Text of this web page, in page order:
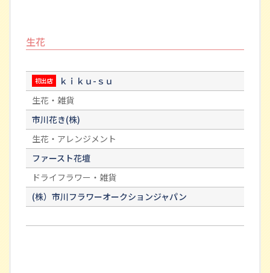
生花
初出店
ｋｉｋｕ-ｓｕ
生花・雑貨
市川花き(株)
生花・アレンジメント
ファースト花壇
ドライフラワー・雑貨
(株）市川フラワーオークションジャパン